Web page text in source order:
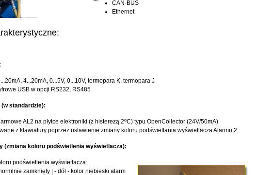
CAN-BUS
Ethernet
4...20mA, 0...5V, 0...10V, termopara K, termopara J
USB w opcji RS232, RS485
standardzie):
AL2 na płytce elektroniki (z histerezą 2oC) typu OpenCollector (24V/50mA)
z klawiatury poprzez ustawienie zmiany koloru podświetlania wyświetlacza Alarmu 2
(zmiana koloru podświetlenia wyświetlacza):
podświetlenia wyświetlacza:
zamknięty | - dół - kolor niebieski alarm